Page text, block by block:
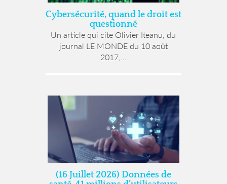
Cybersécurité, quand le droit est
questionné
Un article qui cite Olivier Iteanu, du
journal LE MONDE du 10 août
2017,...
(16 Juillet 2026) Données de